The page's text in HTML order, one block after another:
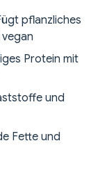
pflanzliches
Protein mit
und
Fette und